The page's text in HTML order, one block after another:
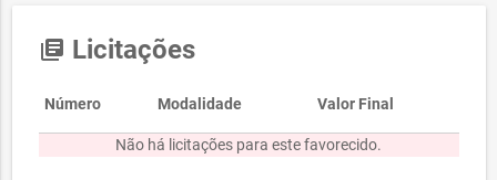
library_books Licitações
Número Modalidade Valor Final
Não há licitações para este favorecido.